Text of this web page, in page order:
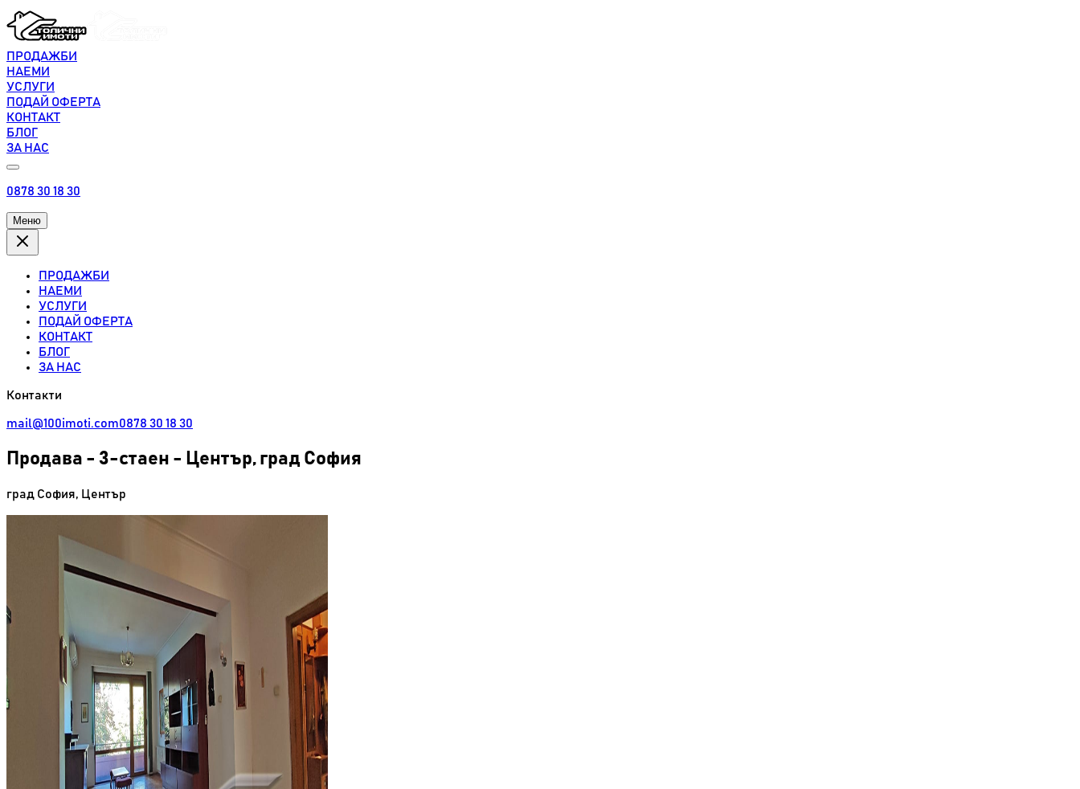
ПРОДАЖБИ
НАЕМИ
УСЛУГИ
ПОДАЙ ОФЕРТА
КОНТАКТ
БЛОГ
ЗА НАС
0878 30 18 30
Меню
ПРОДАЖБИ
НАЕМИ
УСЛУГИ
ПОДАЙ ОФЕРТА
КОНТАКТ
БЛОГ
ЗА НАС
Контакти
mail@100imoti.com0878 30 18 30
Продава - 3-стаен - Център, град София
град София, Център